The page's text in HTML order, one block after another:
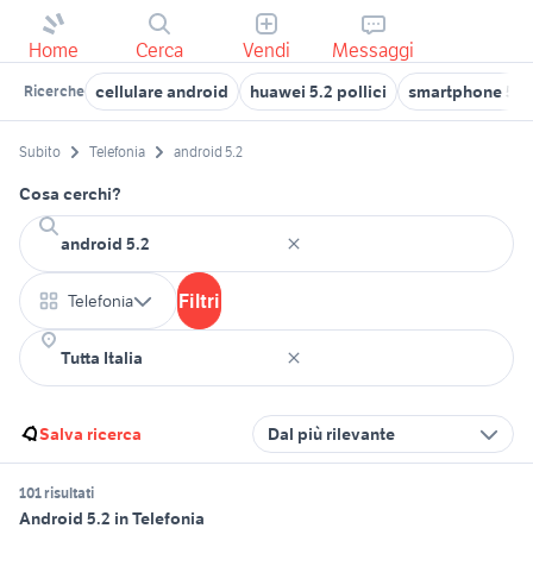
Home Cerca Vendi Messaggi
Ricerche cellulare android huawei 5.2 pollici smartphone
Subito Telefonia android 5.2
Cosa cerchi?
Telefonia Filtri
Salva ricerca Dal più rilevante
101 risultati
Android 5.2 in Telefonia